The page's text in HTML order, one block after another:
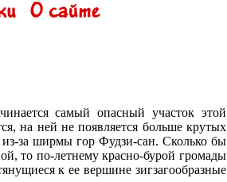
самый опасный участок этой
на ней не появляется больше крутых
за ширмы гор Фудзи-сан. Сколько бы
то по-летнему красно-бурой громады
к ее вершине зигзагообразные